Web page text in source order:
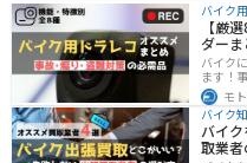
バイク
【厳
ダーま
バイク
ます！
役に立
る方に
モ
バイク
バイ
取業